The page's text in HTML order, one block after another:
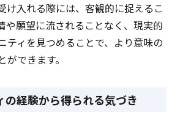
け入れる際には、客観的に捉えるこ
や願望に流されることなく、現実的
ティを見つめることで、より意味の
できます。
の経験から得られる気づき